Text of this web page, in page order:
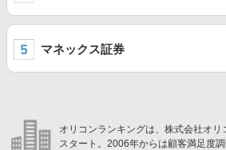
マネックス証券
オリコンランキングは、株式会社オ
スタート。2006年からは顧客満足度調